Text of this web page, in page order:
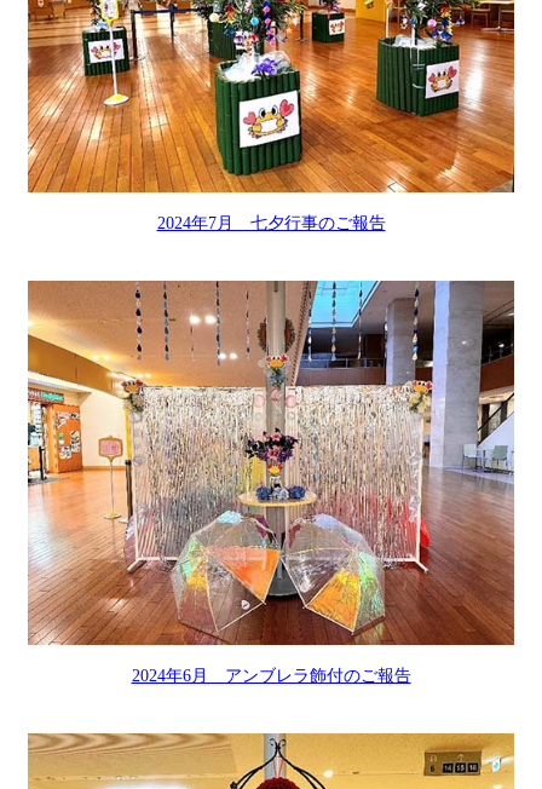
2024年7月 七夕行事のご報告
2024年6月 アンブレラ飾付のご報告